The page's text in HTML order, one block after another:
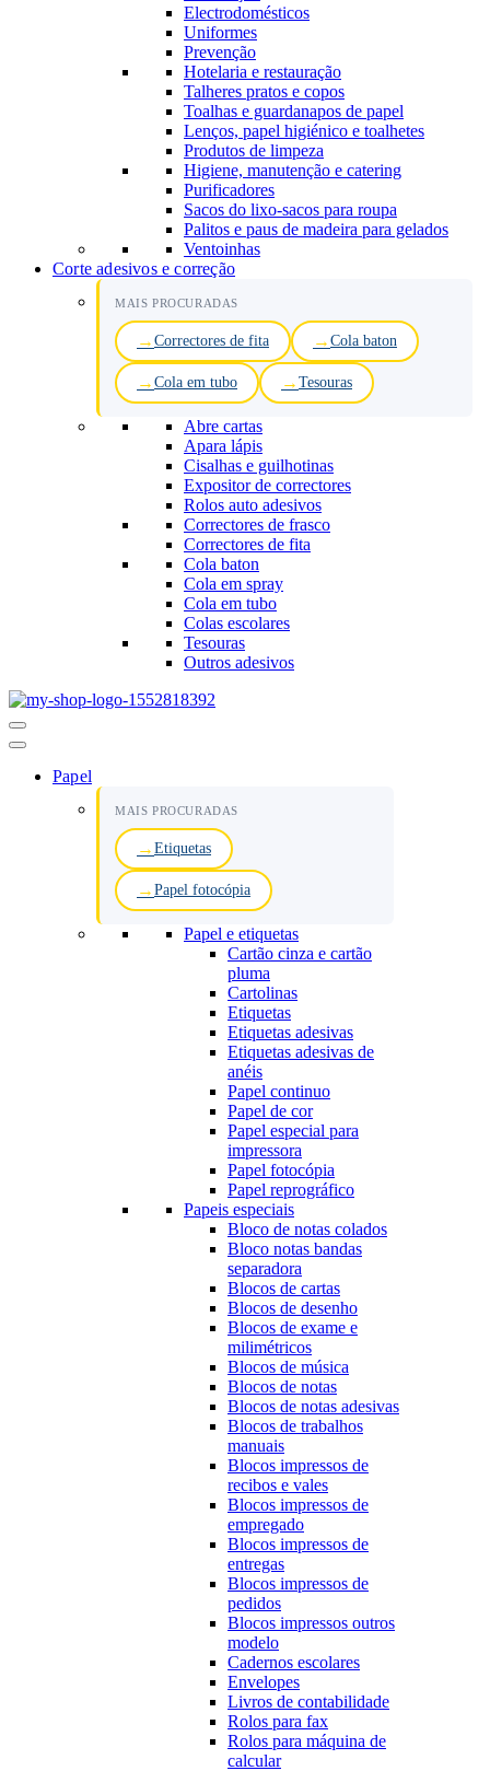
Electrodomésticos
Uniformes
Prevenção
Hotelaria e restauração
Talheres pratos e copos
Toalhas e guardanapos de papel
Lenços, papel higiénico e toalhetes
Produtos de limpeza
Higiene, manutenção e catering
Purificadores
Sacos do lixo-sacos para roupa
Palitos e paus de madeira para gelados
Ventoinhas
Corte adesivos e correção
MAIS PROCURADAS
Correctores de fita Cola baton
Cola em tubo Tesouras
Abre cartas
Apara lápis
Cisalhas e guilhotinas
Expositor de correctores
Rolos auto adesivos
Correctores de frasco
Correctores de fita
Cola baton
Cola em spray
Cola em tubo
Colas escolares
Tesouras
Outros adesivos
Menu
de
Papel
MAIS PROCURADAS
Etiquetas
Papel fotocópia
Papel e etiquetas
Cartão cinza e cartão
pluma
Cartolinas
Etiquetas
Etiquetas adesivas
Etiquetas adesivas de
anéis
Papel continuo
Papel de cor
Papel especial para
impressora
Papel fotocópia
Papel reprográfico
Papeis especiais
Bloco de notas colados
Bloco notas bandas
separadora
Blocos de cartas
Blocos de desenho
Blocos de exame e
milimétricos
Blocos de música
Blocos de notas
Blocos de notas adesivas
Blocos de trabalhos
manuais
Blocos impressos de
recibos e vales
Blocos impressos de
empregado
Blocos impressos de
entregas
Blocos impressos de
pedidos
Blocos impressos outros
modelo
Cadernos escolares
Envelopes
Livros de contabilidade
Rolos para fax
Rolos para máquina de
calcular